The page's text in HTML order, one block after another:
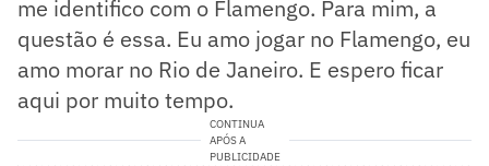
me identifico com o Flamengo. Para mim, a
questão é essa. Eu amo jogar no Flamengo, eu
amo morar no Rio de Janeiro. E espero ficar
aqui por muito tempo.
CONTINUA
APÓS A
PUBLICIDADE